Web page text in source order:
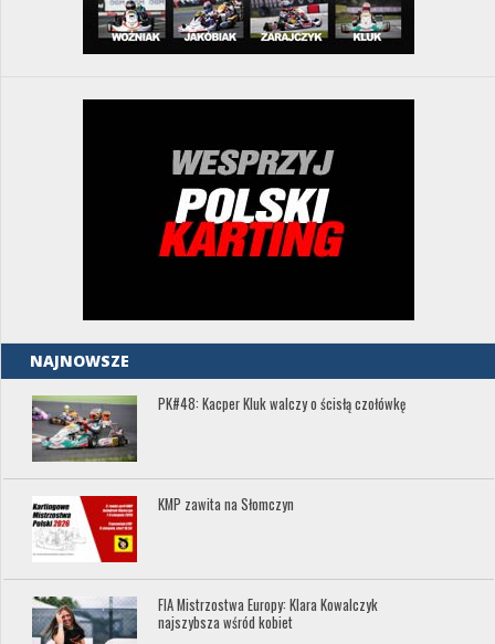
NAJNOWSZE
PK#48: Kacper Kluk walczy o ścisłą czołówkę
KMP zawita na Słomczyn
FIA Mistrzostwa Europy: Klara Kowalczyk
najszybsza wśród kobiet